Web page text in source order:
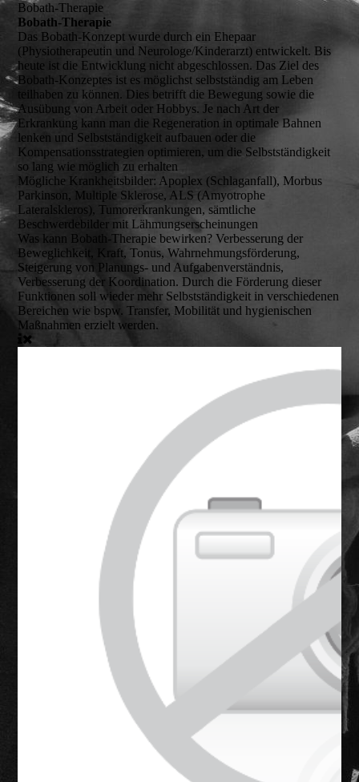
Bobath-Therapie
Bobath-Therapie
Das Bobath-Konzept wurde durch ein Ehepaar
(Physiotherapeutin und Neurologe/Kinderarzt) entwickelt. Bis
heute ist die Entwicklung nicht abgeschlossen. Das Ziel des
Bobath-Konzeptes ist es möglichst selbstständig am Leben
teilhaben zu können. Dies betrifft die Bewegung sowie die
Ausübung von Arbeit oder Hobbys. Je nach Art der
Erkrankung kann man die Regeneration in optimale Bahnen
lenken und Selbstständigkeit aufbauen oder die
Kompensationsstrategien optimieren, um die Selbstständigkeit
so lang wie möglich zu erhalten
Mögliche Krankheitsbilder: Apoplex (Schlaganfall), Morbus
Parkinson, Multiple Sklerose, ALS (Amyotrophe
Lateralskleros), Tumorerkrankungen, sämtliche
Beschwerdebilder mit Lähmungserscheinungen
Was kann Bobath-Therapie bewirken?Verbesserung der
Beweglichkeit, Kraft, Tonus, Wahrnehmungsförderung,
Steigerung von Planungs- und Aufgabenverständnis,
Verbesserung der Koordination. Durch die Förderung dieser
Funktionen soll wieder mehr Selbstständigkeit in verschiedenen
Bereichen wie bspw. Transfer, Mobilität und hygienischen
Maßnahmen erzielt werden.